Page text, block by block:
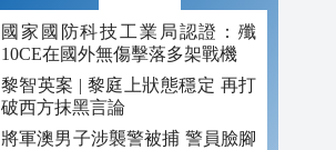
國家國防科技工業局認證：殲
10CE在國外無傷擊落多架戰機
黎智英案 | 黎庭上狀態穩定 再打
破西方抹黑言論
將軍澳男子涉襲警被捕 警員臉腳